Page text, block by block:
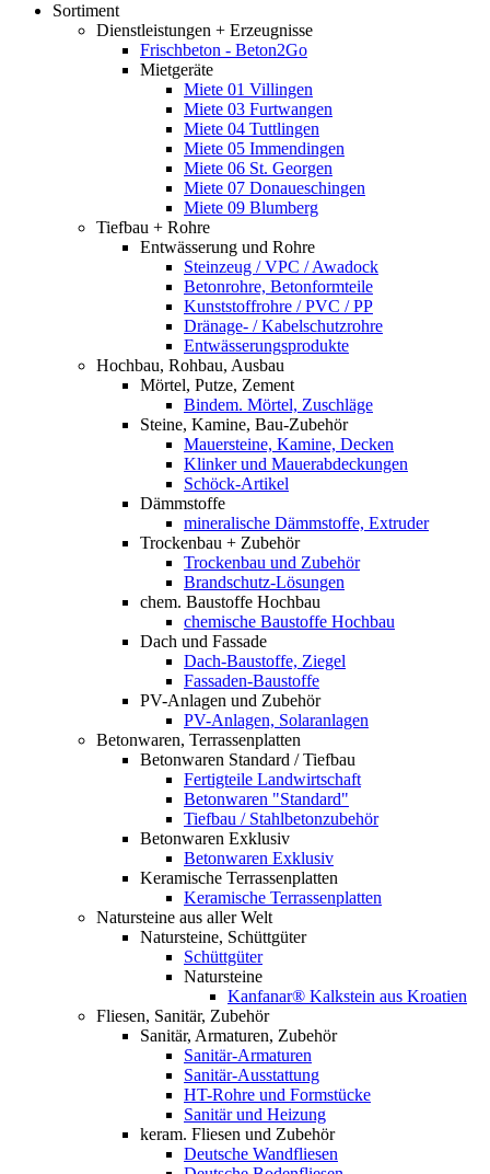
Sortiment
Dienstleistungen + Erzeugnisse
Frischbeton - Beton2Go
Mietgeräte
Miete 01 Villingen
Miete 03 Furtwangen
Miete 04 Tuttlingen
Miete 05 Immendingen
Miete 06 St. Georgen
Miete 07 Donaueschingen
Miete 09 Blumberg
Tiefbau + Rohre
Entwässerung und Rohre
Steinzeug / VPC / Awadock
Betonrohre, Betonformteile
Kunststoffrohre / PVC / PP
Dränage- / Kabelschutzrohre
Entwässerungsprodukte
Hochbau, Rohbau, Ausbau
Mörtel, Putze, Zement
Bindem. Mörtel, Zuschläge
Steine, Kamine, Bau-Zubehör
Mauersteine, Kamine, Decken
Klinker und Mauerabdeckungen
Schöck-Artikel
Dämmstoffe
mineralische Dämmstoffe, Extruder
Trockenbau + Zubehör
Trockenbau und Zubehör
Brandschutz-Lösungen
chem. Baustoffe Hochbau
chemische Baustoffe Hochbau
Dach und Fassade
Dach-Baustoffe, Ziegel
Fassaden-Baustoffe
PV-Anlagen und Zubehör
PV-Anlagen, Solaranlagen
Betonwaren, Terrassenplatten
Betonwaren Standard / Tiefbau
Fertigteile Landwirtschaft
Betonwaren "Standard"
Tiefbau / Stahlbetonzubehör
Betonwaren Exklusiv
Betonwaren Exklusiv
Keramische Terrassenplatten
Keramische Terrassenplatten
Natursteine aus aller Welt
Natursteine, Schüttgüter
Schüttgüter
Natursteine
Kanfanar® Kalkstein aus Kroatien
Fliesen, Sanitär, Zubehör
Sanitär, Armaturen, Zubehör
Sanitär-Armaturen
Sanitär-Ausstattung
HT-Rohre und Formstücke
Sanitär und Heizung
keram. Fliesen und Zubehör
Deutsche Wandfliesen